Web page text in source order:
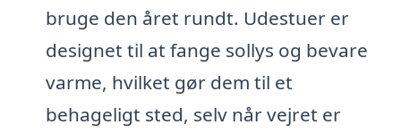
bruge den året rundt. Udestuer er
designet til at fange sollys og bevare
varme, hvilket gør dem til et
behageligt sted, selv når vejret er